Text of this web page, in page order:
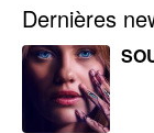
Dernières